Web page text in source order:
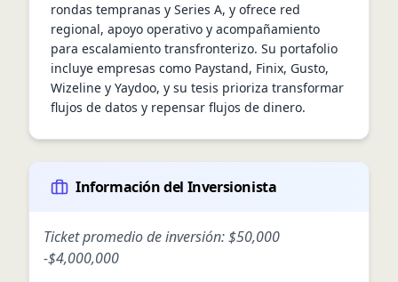
rondas tempranas y Series A, y ofrece red
regional, apoyo operativo y acompañamiento
para escalamiento transfronterizo. Su portafolio
incluye empresas como Paystand, Finix, Gusto,
Wizeline y Yaydoo, y su tesis prioriza transformar
flujos de datos y repensar flujos de dinero.
Información del Inversionista
Ticket promedio de inversión:$50,000
-$4,000,000